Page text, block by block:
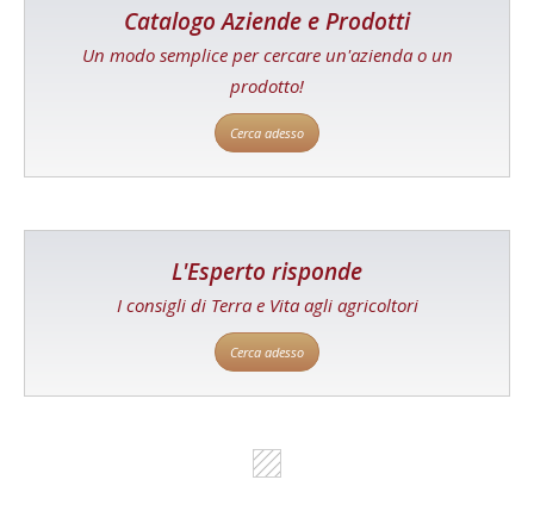
Catalogo Aziende e Prodotti
Un modo semplice per cercare un'azienda o un
prodotto!
Cerca adesso
L'Esperto risponde
I consigli di Terra e Vita agli agricoltori
Cerca adesso